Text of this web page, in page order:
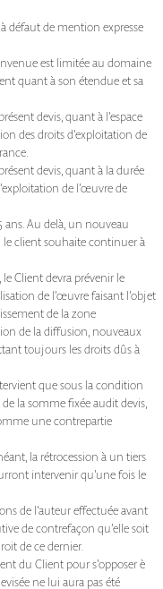
défaut de mention expresse
est limitée au domaine
quant à son étendue et sa
devis, quant à l’espace
des droits d’exploitation de
devis, quant à la durée
de l’œuvre de
ans. Au delà, un nouveau
le client souhaite continuer à
Client devra prévenir le
de l’œuvre faisant l’objet
de la zone
de la diffusion, nouveaux
toujours les droits dûs à
que sous la condition
la somme fixée audit devis,
une contrepartie
la rétrocession à un tiers
intervenir qu’une fois le
de l’auteur effectuée avant
de contrefaçon qu’elle soit
de ce dernier.
du Client pour s’opposer è
ne lui aura pas été